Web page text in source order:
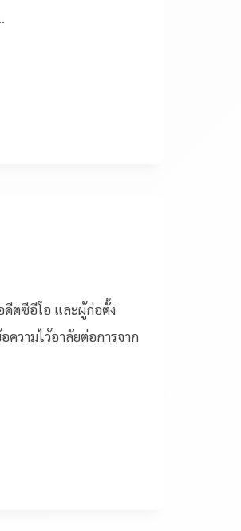
ดีตซีอีโอ และผู้ก่อตั้ง
วามไว้อาลัยต่อการจาก